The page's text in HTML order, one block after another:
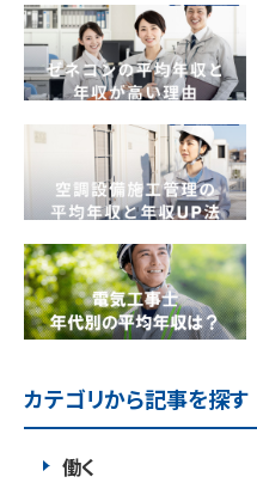
カテゴリから記事を探す
働く